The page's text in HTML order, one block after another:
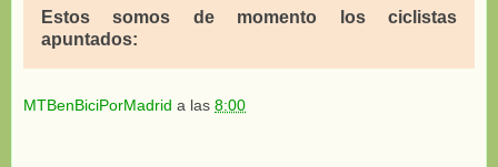
Estos somos de momento los ciclistas
apuntados:
MTBenBiciPorMadrid a las 8:00